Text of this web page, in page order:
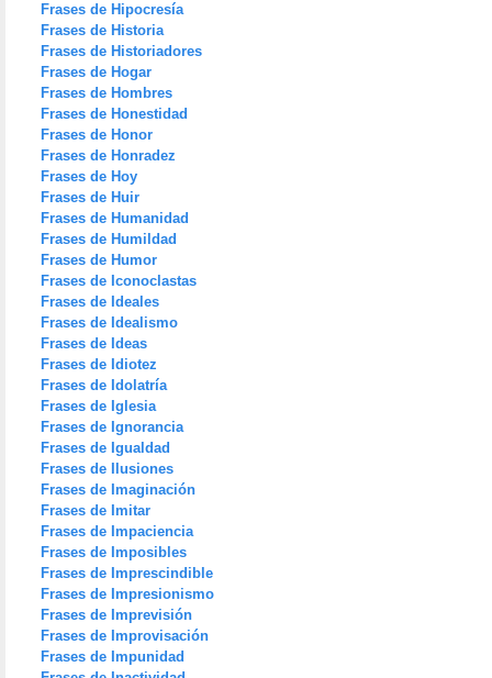
Frases de Hipocresía
Frases de Historia
Frases de Historiadores
Frases de Hogar
Frases de Hombres
Frases de Honestidad
Frases de Honor
Frases de Honradez
Frases de Hoy
Frases de Huir
Frases de Humanidad
Frases de Humildad
Frases de Humor
Frases de Iconoclastas
Frases de Ideales
Frases de Idealismo
Frases de Ideas
Frases de Idiotez
Frases de Idolatría
Frases de Iglesia
Frases de Ignorancia
Frases de Igualdad
Frases de Ilusiones
Frases de Imaginación
Frases de Imitar
Frases de Impaciencia
Frases de Imposibles
Frases de Imprescindible
Frases de Impresionismo
Frases de Imprevisión
Frases de Improvisación
Frases de Impunidad